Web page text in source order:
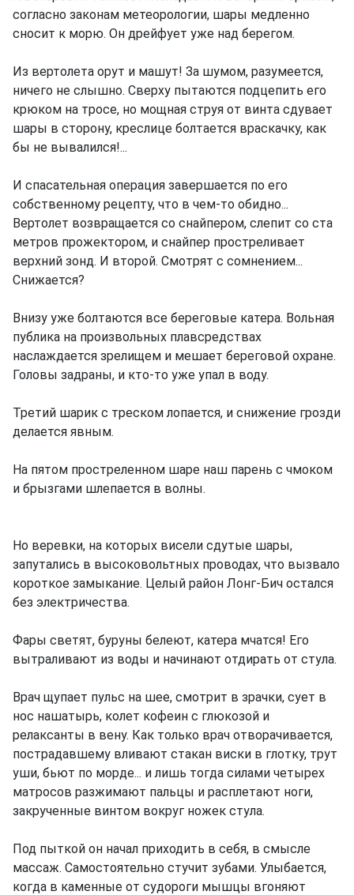
согласно законам метеорологии, шары медленно
сносит к морю. Он дрейфует уже над берегом.
Из вертолета орут и машут! За шумом, разумеется,
ничего не слышно. Сверху пытаются подцепить его
крюком на тросе, но мощная струя от винта сдувает
шары в сторону, креслице болтается враскачку, как
бы не вывалился!...
И спасательная операция завершается по его
собственному рецепту, что в чем-то обидно...
Вертолет возвращается со снайпером, слепит со ста
метров прожектором, и снайпер простреливает
верхний зонд. И второй. Смотрят с сомнением...
Снижается?
Внизу уже болтаются все береговые катера. Вольная
публика на произвольных плавсредствах
наслаждается зрелищем и мешает береговой охране.
Головы задраны, и кто-то уже упал в воду.
Третий шарик с треском лопается, и снижение грозди
делается явным.
На пятом простреленном шаре наш парень с чмоком
и брызгами шлепается в волны.
Но веревки, на которых висели сдутые шары,
запутались в высоковольтных проводах, что вызвало
короткое замыкание. Целый район Лонг-Бич остался
без электричества.
Фары светят, буруны белеют, катера мчатся! Его
вытраливают из воды и начинают отдирать от стула.
Врач щупает пульс на шее, смотрит в зрачки, сует в
нос нашатырь, колет кофеин с глюкозой и
релаксанты в вену. Как только врач отворачивается,
пострадавшему вливают стакан виски в глотку, трут
уши, бьют по морде... и лишь тогда силами четырех
матросов разжимают пальцы и расплетают ноги,
закрученные винтом вокруг ножек стула.
Под пыткой он начал приходить в себя, в смысле
массаж. Самостоятельно стучит зубами. Улыбается,
когда в каменные от судороги мышцы вгоняют